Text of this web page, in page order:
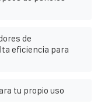
de
eficiencia para
tu propio uso